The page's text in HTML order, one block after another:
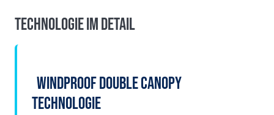
Technologie im Detail
Windproof Double Canopy
Technologie